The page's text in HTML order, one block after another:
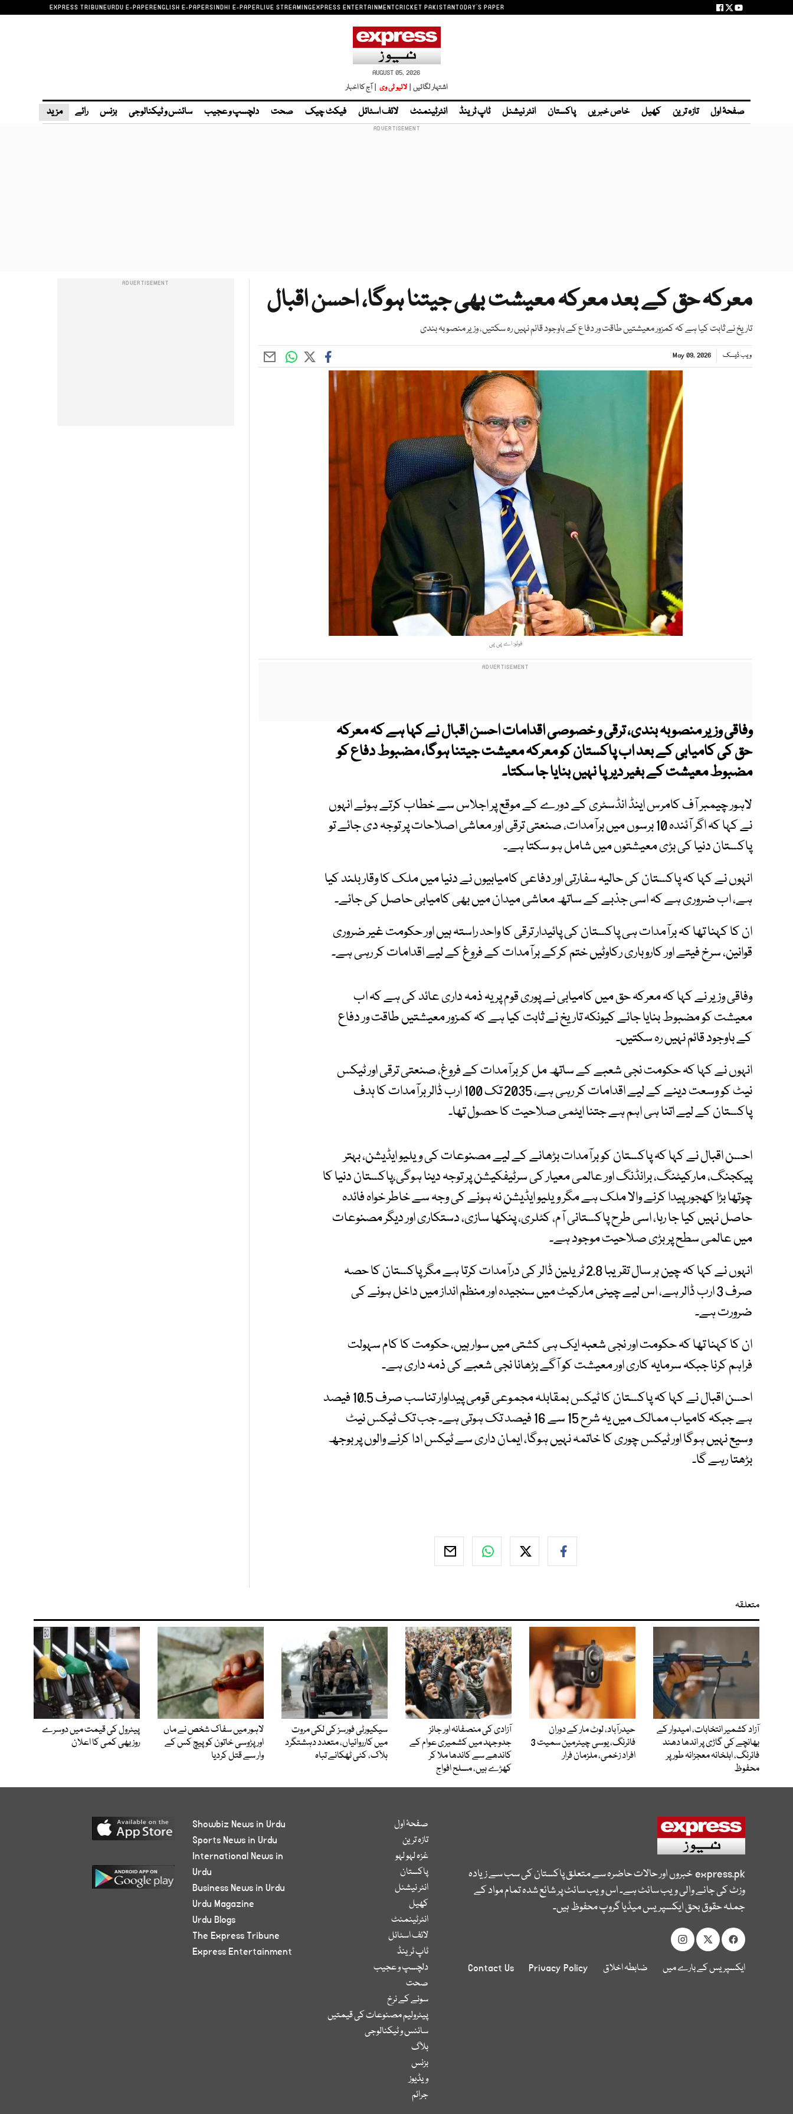
EXPRESS TRIBUNEURDU E-PAPERENGLISH E-PAPERSINDHI E-PAPERLIVE STREAMINGEXPRESS ENTERTAINMENTCRICKET PAKISTANTODAY'S PAPER
AUGUST 05, 2026
اشتہار لگائیں | لائیو ٹی وی | آج کا اخبار
صفحۂ اول تازہ ترین کھیل خاص خبریں پاکستان انٹر نیشنل ٹاپ ٹرینڈ انٹرٹینمنٹ لائف اسٹائل فیکٹ چیک صحت دلچسپ و عجیب سائنس و ٹیکنالوجی بزنس رائے مزید
معرکہ حق کے بعد معرکہ معیشت بھی جیتنا ہوگا، احسن اقبال
تاریخ نے ثابت کیا ہے کہ کمزور معیشتیں طاقت ور دفاع کے باوجود قائم نہیں رہ سکتیں، وزیر منصوبہ بندی
ویب ڈیسک May 09, 2026
فوٹو: اے پی پی
وفاقی وزیر منصوبہ بندی، ترقی و خصوصی اقدامات احسن اقبال نے کہا ہے کہ معرکہ
حق کی کامیابی کے بعد اب پاکستان کو معرکہ معیشت جیتنا ہوگا، مضبوط دفاع کو
مضبوط معیشت کے بغیر دیرپا نہیں بنایا جا سکتا۔
لاہور چیمبر آف کامرس اینڈ انڈسٹری کے دورے کے موقع پر اجلاس سے خطاب کرتے ہوئے انہوں
نے کہا کہ اگر آئندہ 10 برسوں میں برآمدات، صنعتی ترقی اور معاشی اصلاحات پر توجہ دی جائے تو
پاکستان دنیا کی بڑی معیشتوں میں شامل ہو سکتا ہے۔
انہوں نے کہا کہ پاکستان کی حالیہ سفارتی اور دفاعی کامیابیوں نے دنیا میں ملک کا وقار بلند کیا
ہے، اب ضروری ہے کہ اسی جذبے کے ساتھ معاشی میدان میں بھی کامیابی حاصل کی جائے۔
ان کا کہنا تھا کہ برآمدات ہی پاکستان کی پائیدار ترقی کا واحد راستہ ہیں اور حکومت غیر ضروری
قوانین، سرخ فیتے اور کاروباری رکاوٹیں ختم کرکے برآمدات کے فروغ کے لیے اقدامات کر رہی ہے۔
وفاقی وزیر نے کہا کہ معرکہ حق میں کامیابی نے پوری قوم پر یہ ذمہ داری عائد کی ہے کہ اب
معیشت کو مضبوط بنایا جائے کیونکہ تاریخ نے ثابت کیا ہے کہ کمزور معیشتیں طاقت ور دفاع
کے باوجود قائم نہیں رہ سکتیں۔
انہوں نے کہا کہ حکومت نجی شعبے کے ساتھ مل کر برآمدات کے فروغ، صنعتی ترقی اور ٹیکس
نیٹ کو وسعت دینے کے لیے اقدامات کر رہی ہے، 2035 تک 100 ارب ڈالر برآمدات کا ہدف
پاکستان کے لیے اتنا ہی اہم ہے جتنا ایٹمی صلاحیت کا حصول تھا۔
احسن اقبال نے کہا کہ پاکستان کو برآمدات بڑھانے کے لیے مصنوعات کی ویلیو ایڈیشن، بہتر
پیکجنگ، مارکیٹنگ، برانڈنگ اور عالمی معیار کی سرٹیفکیشن پر توجہ دینا ہوگی،پاکستان دنیا کا
چوتھا بڑا کھجور پیدا کرنے والا ملک ہے مگر ویلیو ایڈیشن نہ ہونے کی وجہ سے خاطر خواہ فائدہ
حاصل نہیں کیا جا رہا، اسی طرح پاکستانی آم، کٹلری، پنکھا سازی، دستکاری اور دیگر مصنوعات
میں عالمی سطح پر بڑی صلاحیت موجود ہے۔
انہوں نے کہا کہ چین ہر سال تقریبا 2.8 ٹریلین ڈالر کی درآمدات کرتا ہے مگر پاکستان کا حصہ
صرف 3 ارب ڈالر ہے، اس لیے چینی مارکیٹ میں سنجیدہ اور منظم انداز میں داخل ہونے کی
ضرورت ہے۔
ان کا کہنا تھا کہ حکومت اور نجی شعبہ ایک ہی کشتی میں سوار ہیں، حکومت کا کام سہولت
فراہم کرنا جبکہ سرمایہ کاری اور معیشت کو آگے بڑھانا نجی شعبے کی ذمہ داری ہے۔
احسن اقبال نے کہا کہ پاکستان کا ٹیکس بمقابلہ مجموعی قومی پیداوار تناسب صرف 10.5 فیصد
ہے جبکہ کامیاب ممالک میں یہ شرح 15 سے 16 فیصد تک ہوتی ہے۔ جب تک ٹیکس نیٹ
وسیع نہیں ہوگا اور ٹیکس چوری کا خاتمہ نہیں ہوگا، ایمان داری سے ٹیکس ادا کرنے والوں پر بوجھ
بڑھتا رہے گا۔
متعلقہ
آزاد کشمیر انتخابات، امیدوار کے
بھانچے کی گاڑی پر اندھا دھند
فائرنگ، اہلخانہ معجزانہ طور پر
محفوظ
حیدرآباد، لوٹ مار کے دوران
فائرنگ، یوسی چیئرمین سمیت 3
افراد زخمی، ملزمان فرار
آزادی کی منصفانہ اور جائز
جدوجہد میں کشمیری عوام کے
کاندھے سے کاندھا ملا کر
کھڑے ہیں، مسلح افواج
سیکیورٹی فورسز کی لکی مروت
میں کارروائیاں، متعدد دہشتگرد
ہلاک، کئی ٹھکانے تباہ
لاہور میں سفاک شخص نے ماں
اور پڑوسی خاتون کو پیچ کس کے
وار سے قتل کردیا
پیٹرول کی قیمت میں دوسرے
روز بھی کمی کا اعلان
express.pkخبروں اور حالات حاضرہ سے متعلق پاکستان کی سب سے زیادہ
وزٹ کی جانے والی ویب سائٹ ہے۔ اس ویب سائٹ پر شائع شدہ تمام مواد کے
جملہ حقوق بحق ایکسپریس میڈیا گروپ محفوظ ہیں۔
ایکسپریس کے بارے میں ضابطہ اخلاق Privacy Policy
Contact Us
صفحۂ اول
تازہ ترین
غزہ لہو لہو
پاکستان
انٹر نیشنل
کھیل
انٹرٹینمنٹ
لائف اسٹائل
ٹاپ ٹرینڈ
دلچسپ و عجیب
صحت
سونے کے نرخ
پیٹرولیم مصنوعات کی قیمتیں
سائنس و ٹیکنالوجی
بلاگ
بزنس
ویڈیوز
جرائم
Showbiz News in Urdu
Sports News in Urdu
International News in
Urdu
Business News in Urdu
Urdu Magazine
Urdu Blogs
The Express Tribune
Express Entertainment